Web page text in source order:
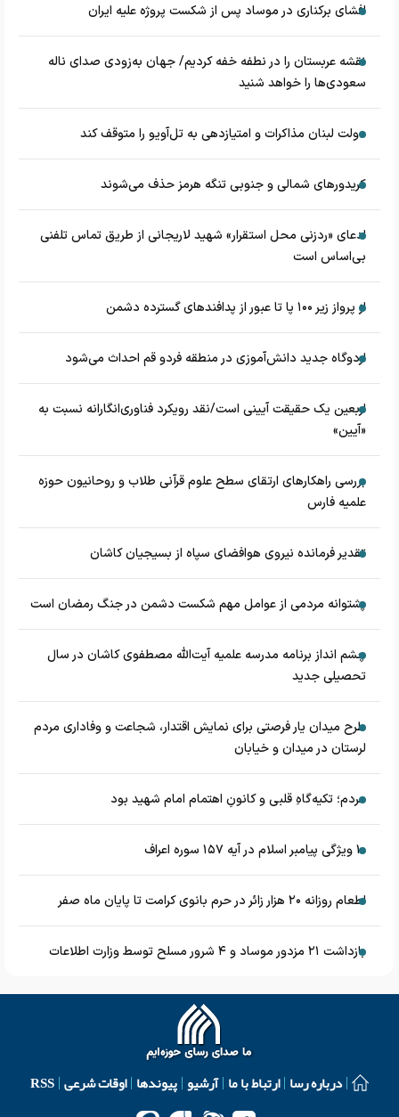
افشای برکناری در موساد پس از شکست پروژه علیه ایران
نقشه عربستان را در نطفه خفه کردیم/ جهان به‌زودی صدای ناله
سعودی‌ها را خواهد شنید
دولت لبنان مذاکرات و امتیازدهی به تل‌آویو را متوقف کند
کریدورهای شمالی و جنوبی تنگه هرمز حذف می‌شوند
ادعای «ردزنی محل استقرار» شهید لاریجانی از طریق تماس تلفنی
بی‌اساس است
از پرواز زیر ۱۰۰ پا تا عبور از پدافند‌های گسترده دشمن
اردوگاه جدید دانش‌آموزی در منطقه فردو قم احداث می‌شود
اربعین یک حقیقت آیینی است/نقد رویکرد فناوری‌انگارانه نسبت به
«آیین»
بررسی راهکارهای ارتقای سطح علوم قرآنی طلاب و روحانیون حوزه
علمیه فارس
تقدیر فرمانده نیروی هوافضای سپاه از بسیجیان کاشان
پشتوانه مردمی از عوامل مهم شکست دشمن در جنگ رمضان است
چشم‌ انداز برنامه مدرسه علمیه آیت‌الله مصطفوی کاشان در سال
تحصیلی جدید
طرح میدان یار فرصتی برای نمایش اقتدار، شجاعت و وفاداری مردم
لرستان در میدان و خیابان
مردم؛ تکیه‌گاهِ قلبی و کانونِ اهتمام امام شهید بود
۱۰ ویژگی پیامبر اسلام در آیه ۱۵۷ سوره اعراف
اطعام روزانه ۲۰ هزار زائر در حرم بانوی کرامت تا پایان ماه صفر
بازداشت ۲۱ مزدور موساد و ۴ شرور مسلح توسط وزارت اطلاعات
درباره رسا ارتباط با ما آرشیو پیوندها اوقات شرعی RSS